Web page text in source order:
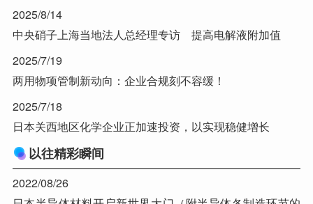
2025/8/14
中央硝子上海当地法人总经理专访 提高电解液附加值
2025/7/19
两用物项管制新动向：企业合规刻不容缓！
2025/7/18
日本关西地区化学企业正加速投资，以实现稳健增长
以往精彩瞬间
2022/08/26